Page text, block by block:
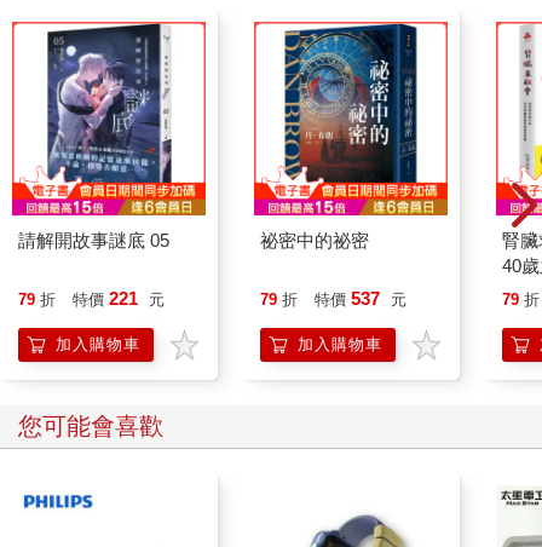
我們要勇於接受每段婚姻都有它殘酷一面的真相。生活中定然有
很多瑣碎的事情，雙方都會經歷情緒低落或者暴躁的時候，對目
前的生活、乃至對眼前這個人，也難免會有極度厭倦的崩潰瞬
作為婚姻的局內人，因為雙方逐漸熟悉，長久以來耐性逐漸被消
磨，那些我們最不願意被外人所看見的醜陋一面，會在情緒失控
的時候暴露出來，而且是不計後果和代價的。
有人會覺得一段婚姻走到破裂不會一蹴而就。離婚這件事，其實
會礙於人性層面的因素，而變得麻煩不斷、困難重重。倘若雙方
開的機率是非常低的。最主要的問題是，一旦進入穩定的、有法
律約束的婚姻中，一方很有可能會把禮貌、教養、正直、公平這
些道德外衣早早褪去，開始肆無忌憚地展露自己的「真性情」，
即使將最惡劣、最真實、最不客氣的一面以猙獰的方式呈現給對
方，對方也不會遲疑不決。
靈魂的橋樑》與我的觀點有很多不謀而合之處，我深有共鳴並樂
請解開故事謎底 05
79 折 特價 221 元
加入購物車
祕密中的祕密
79 折 特價 537 元
加入購物車
腎
40
就
79 折
您可能會喜歡